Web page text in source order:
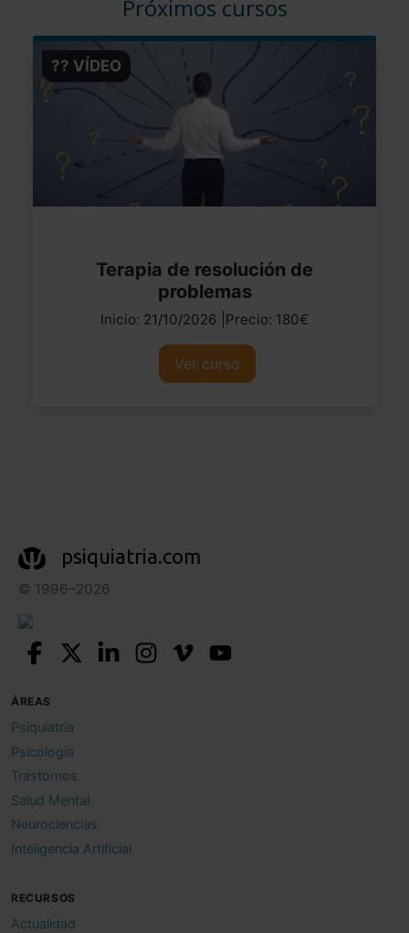
Próximos cursos
?? VÍDEO
Terapia de resolución de
problemas
Inicio: 21/10/2026 |Precio: 180€
Ver curso
psiquiatria.com
© 1996–2026
ÁREAS
Psiquiatría
Psicología
Trastornos
Salud Mental
Neurociencias
Inteligencia Artificial
RECURSOS
Actualidad